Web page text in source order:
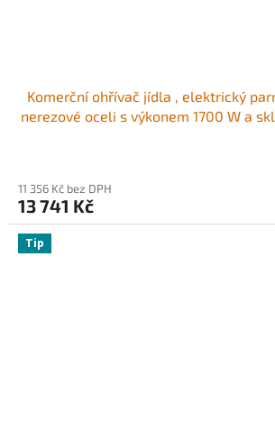
Komerční ohřívač jídla , elektrický
nerezové oceli s výkonem 1700 W a
naběračkami, pro catering,
11 356 Kč bez DPH
13 741 Kč
Tip